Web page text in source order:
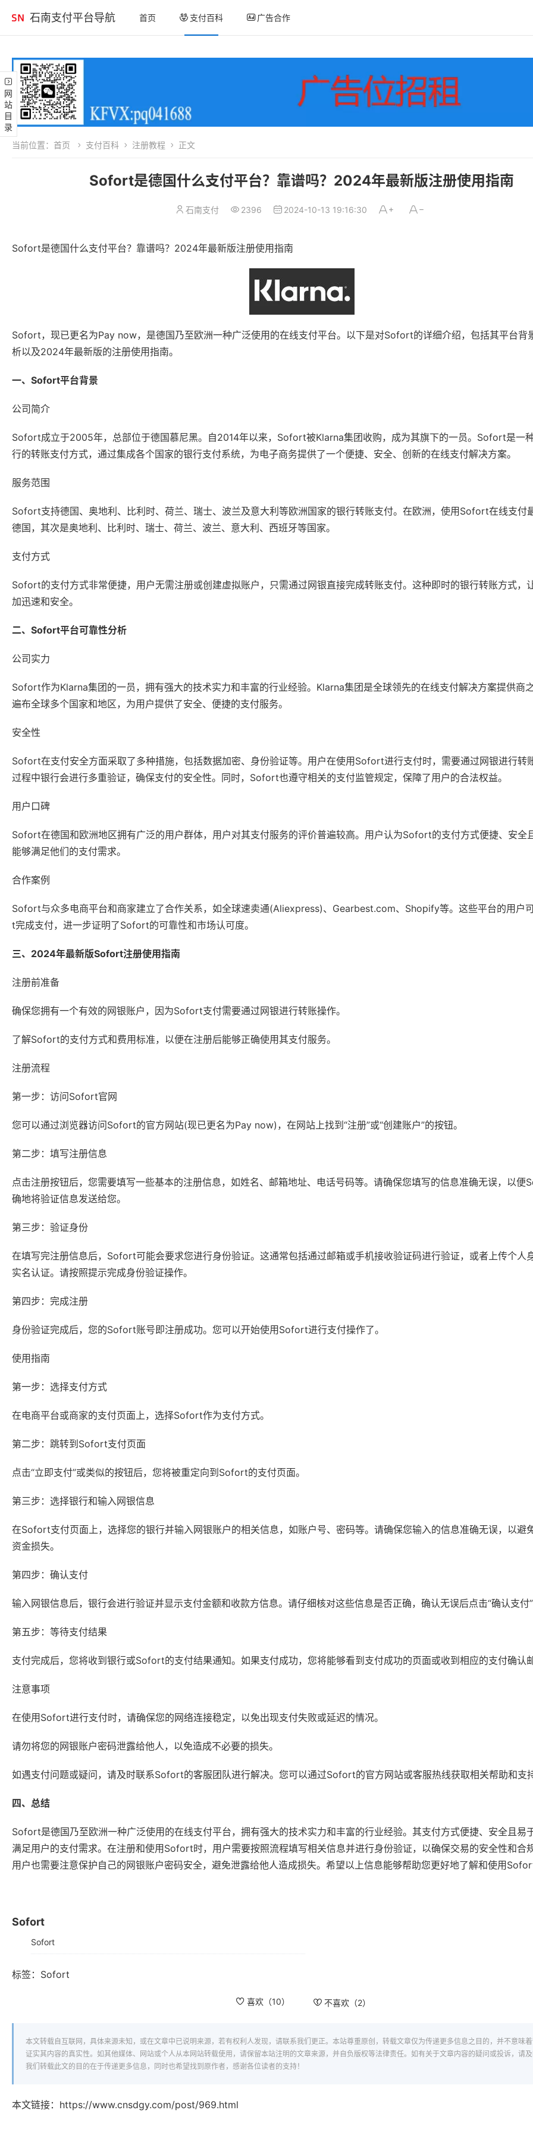
石南支付平台导航 首页 支付百科 广告合作
网站目录
当前位置： 首页 支付百科 注册教程 正文
Sofort是德国什么支付平台？靠谱吗？2024年最新版注册使用指南
石南支付 2396 2024-10-13 19:16:30
Sofort是德国什么支付平台？靠谱吗？2024年最新版注册使用指南
Sofort，现已更名为Pay now，是德国乃至欧洲一种广泛使用的在线支付平台。以下是对Sofort的详细介绍，包括其平台背
析以及2024年最新版的注册使用指南。
一、Sofort平台背景
公司简介
Sofort成立于2005年，总部位于德国慕尼黑。自2014年以来，Sofort被Klarna集团收购，成为其旗下的一员。Sofort是一
行的转账支付方式，通过集成各个国家的银行支付系统，为电子商务提供了一个便捷、安全、创新的在线支付解决方案。
服务范围
Sofort支持德国、奥地利、比利时、荷兰、瑞士、波兰及意大利等欧洲国家的银行转账支付。在欧洲，使用Sofort在线支付
德国，其次是奥地利、比利时、瑞士、荷兰、波兰、意大利、西班牙等国家。
支付方式
Sofort的支付方式非常便捷，用户无需注册或创建虚拟账户，只需通过网银直接完成转账支付。这种即时的银行转账方式，
加迅速和安全。
二、Sofort平台可靠性分析
公司实力
Sofort作为Klarna集团的一员，拥有强大的技术实力和丰富的行业经验。Klarna集团是全球领先的在线支付解决方案提供商
遍布全球多个国家和地区，为用户提供了安全、便捷的支付服务。
安全性
Sofort在支付安全方面采取了多种措施，包括数据加密、身份验证等。用户在使用Sofort进行支付时，需要通过网银进行转
过程中银行会进行多重验证，确保支付的安全性。同时，Sofort也遵守相关的支付监管规定，保障了用户的合法权益。
用户口碑
Sofort在德国和欧洲地区拥有广泛的用户群体，用户对其支付服务的评价普遍较高。用户认为Sofort的支付方式便捷、安全
能够满足他们的支付需求。
合作案例
Sofort与众多电商平台和商家建立了合作关系，如全球速卖通(Aliexpress)、Gearbest.com、Shopify等。这些平台的用户
t完成支付，进一步证明了Sofort的可靠性和市场认可度。
三、2024年最新版Sofort注册使用指南
注册前准备
确保您拥有一个有效的网银账户，因为Sofort支付需要通过网银进行转账操作。
了解Sofort的支付方式和费用标准，以便在注册后能够正确使用其支付服务。
注册流程
第一步：访问Sofort官网
您可以通过浏览器访问Sofort的官方网站(现已更名为Pay now)，在网站上找到“注册”或“创建账户”的按钮。
第二步：填写注册信息
点击注册按钮后，您需要填写一些基本的注册信息，如姓名、邮箱地址、电话号码等。请确保您填写的信息准确无误，以便
确地将验证信息发送给您。
第三步：验证身份
在填写完注册信息后，Sofort可能会要求您进行身份验证。这通常包括通过邮箱或手机接收验证码进行验证，或者上传个人
实名认证。请按照提示完成身份验证操作。
第四步：完成注册
身份验证完成后，您的Sofort账号即注册成功。您可以开始使用Sofort进行支付操作了。
使用指南
第一步：选择支付方式
在电商平台或商家的支付页面上，选择Sofort作为支付方式。
第二步：跳转到Sofort支付页面
点击“立即支付”或类似的按钮后，您将被重定向到Sofort的支付页面。
第三步：选择银行和输入网银信息
在Sofort支付页面上，选择您的银行并输入网银账户的相关信息，如账户号、密码等。请确保您输入的信息准确无误，以避
资金损失。
第四步：确认支付
输入网银信息后，银行会进行验证并显示支付金额和收款方信息。请仔细核对这些信息是否正确，确认无误后点击“确认支付”
第五步：等待支付结果
支付完成后，您将收到银行或Sofort的支付结果通知。如果支付成功，您将能够看到支付成功的页面或收到相应的支付确认邮
注意事项
在使用Sofort进行支付时，请确保您的网络连接稳定，以免出现支付失败或延迟的情况。
请勿将您的网银账户密码泄露给他人，以免造成不必要的损失。
如遇支付问题或疑问，请及时联系Sofort的客服团队进行解决。您可以通过Sofort的官方网站或客服热线获取相关帮助和支持
四、总结
Sofort是德国乃至欧洲一种广泛使用的在线支付平台，拥有强大的技术实力和丰富的行业经验。其支付方式便捷、安全且易
满足用户的支付需求。在注册和使用Sofort时，用户需要按照流程填写相关信息并进行身份验证，以确保交易的安全性和合
用户也需要注意保护自己的网银账户密码安全，避免泄露给他人造成损失。希望以上信息能够帮助您更好地了解和使用
Sofort
Sofort
标签： Sofort
喜欢（10） 不喜欢（2）
本文转载自互联网，具体来源未知，或在文章中已说明来源，若有权利人发现，请联系我们更正。本站尊重原创，转载文章仅为传递更多信息之目的，并不意味
证实其内容的真实性。如其他媒体、网站或个人从本网站转载使用，请保留本站注明的文章来源，并自负版权等法律责任。如有关于文章内容的疑问或投诉，请及
我们转载此文的目的在于传递更多信息，同时也希望找到原作者，感谢各位读者的支持！
本文链接： https://www.cnsdgy.com/post/969.html